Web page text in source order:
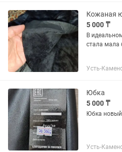
Кожаная
5 000 ₸
В
стала мала
Усть-
Юбка
5 000 ₸
Юбка
Усть-